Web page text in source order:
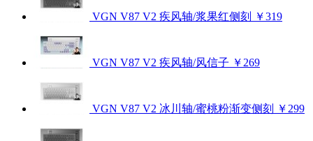
VGN V87 V2 疾风轴/浆果红侧刻 ￥319
VGN V87 V2 疾风轴/风信子 ￥269
VGN V87 V2 冰川轴/蜜桃粉渐变侧刻 ￥299